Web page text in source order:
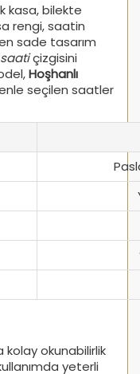
kasa, bilekte
rengi, saatin
sade tasarım
çizgisini
Hoşhanlı
seçilen saatler
kolay okunabilirlik
yeterli